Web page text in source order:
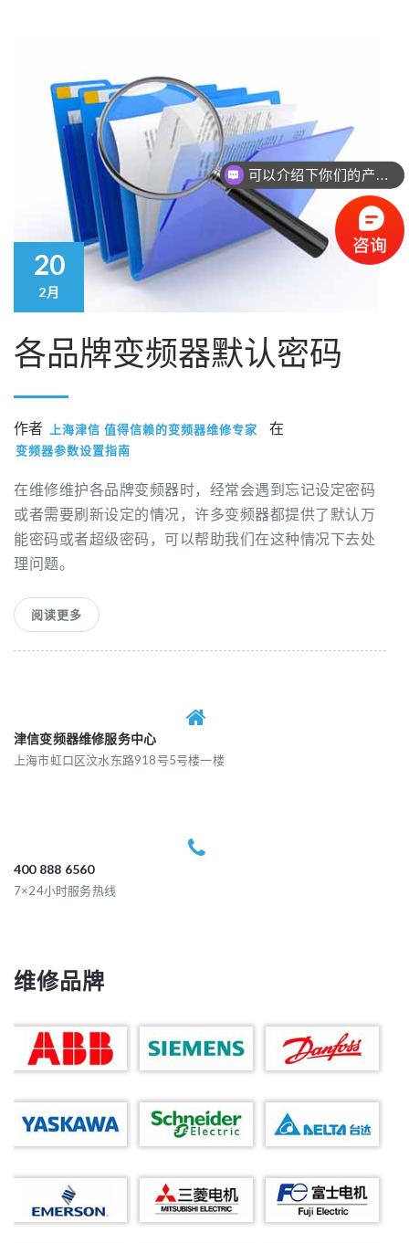
20
2月
各品牌变频器默认密码
作者 上海津信 值得信赖的变频器维修专家 在
变频器参数设置指南
在维修维护各品牌变频器时，经常会遇到忘记设定密码
或者需要刷新设定的情况，许多变频器都提供了默认万
能密码或者超级密码，可以帮助我们在这种情况下去处
理问题。
阅读更多
津信变频器维修服务中心
上海市虹口区汶水东路918号5号楼一楼
400 888 6560
7×24小时服务热线
维修品牌
可以介绍下你们的产品么？